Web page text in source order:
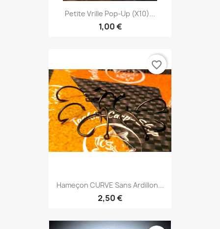
Petite Vrille Pop-Up (x10)...
1,00 €
Hameçon CURVE Sans Ardillon...
2,50 €
favorite_border